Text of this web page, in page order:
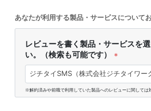
あなたが利用する製品・サービスについて
レビューを書く製品・サービスを
い。（検索も可能です）
*
ジチタイSMS（株式会社ジチタイワー
※解約済みや前職で利用していた製品へのレビューに関しては